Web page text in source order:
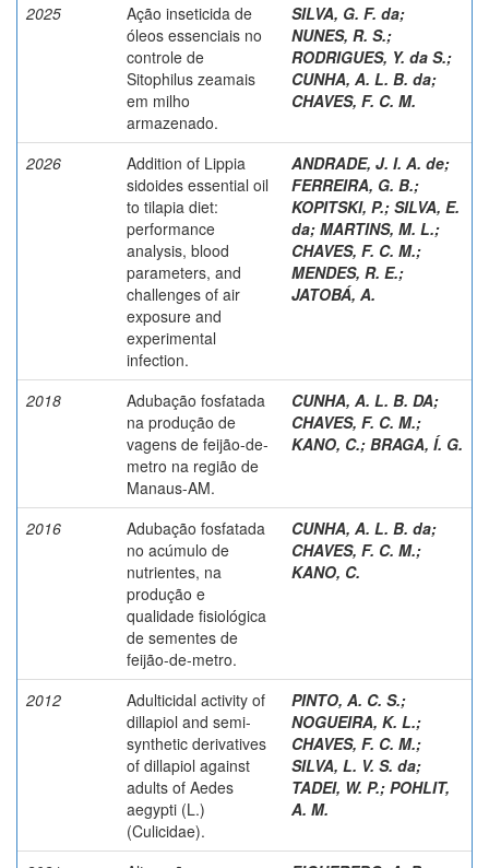
2025
Ação inseticida de
óleos essenciais no
controle de
Sitophilus zeamais
em milho
armazenado.
SILVA, G. F. da;
NUNES, R. S.;
RODRIGUES, Y. da S.;
CUNHA, A. L. B. da;
CHAVES, F. C. M.
2026
Addition of Lippia
sidoides essential oil
to tilapia diet:
performance
analysis, blood
parameters, and
challenges of air
exposure and
experimental
infection.
ANDRADE, J. I. A. de;
FERREIRA, G. B.;
KOPITSKI, P.; SILVA, E.
da; MARTINS, M. L.;
CHAVES, F. C. M.;
MENDES, R. E.;
JATOBÁ, A.
2018
Adubação fosfatada
na produção de
vagens de feijão-de-
metro na região de
Manaus-AM.
CUNHA, A. L. B. DA;
CHAVES, F. C. M.;
KANO, C.; BRAGA, Í. G.
2016
Adubação fosfatada
no acúmulo de
nutrientes, na
produção e
qualidade fisiológica
de sementes de
feijão-de-metro.
CUNHA, A. L. B. da;
CHAVES, F. C. M.;
KANO, C.
2012
Adulticidal activity of
dillapiol and semi-
synthetic derivatives
of dillapiol against
adults of Aedes
aegypti (L.)
(Culicidae).
PINTO, A. C. S.;
NOGUEIRA, K. L.;
CHAVES, F. C. M.;
SILVA, L. V. S. da;
TADEI, W. P.; POHLIT,
A. M.